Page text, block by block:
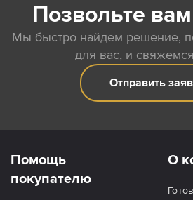
Позвольте
Мы быстро найдем решение,
для вас, и
Отправить
Помощь
покупателю
О